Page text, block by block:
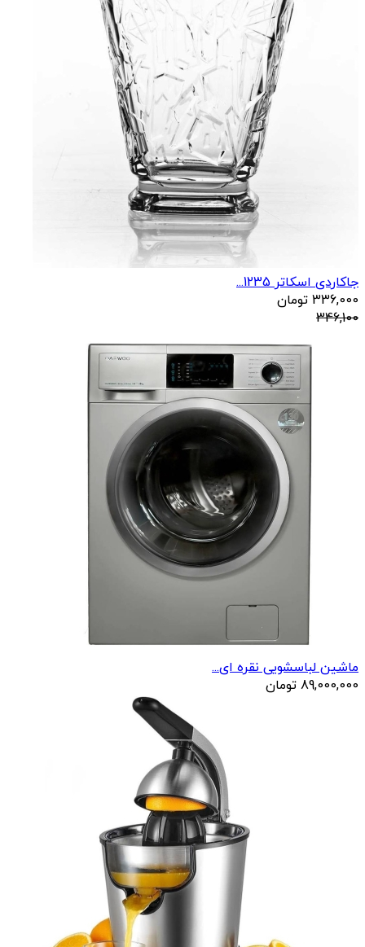
جاکاردی اسکاتر 1235...
336,000 تومان
346,100
ماشین لباسشویی نقره ای...
89,000,000 تومان